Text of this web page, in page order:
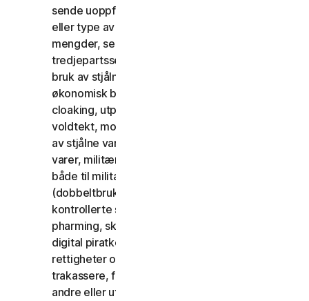
sende uoppfordret e-post eller noen versjon
eller type av e-post som sendes i store
mengder, selv om e-postmeldingen dirigeres via
tredjepartsservere, enhver pop-up-lansering,
bruk av stjålne kredittkort, kredittkortbedrageri,
økonomisk bedrageri, kryptovalutasvindel,
cloaking, utpressing, tvang, kidnapping,
voldtekt, mord, salg av stjålne kredittkort, salg
av stjålne varer, tilbud om eller salg av forbudte
varer, militære varer og varer som kan brukes
både til militære og fredelige formål
(dobbeltbruk), tilbud om eller salg av
kontrollerte stoffer, identitetstyveri, hacking,
pharming, skraping i enhver form eller skala,
digital piratkopiering, krenkelse av immaterielle
rettigheter og andre lignende aktiviteter; eller å
trakassere, forfølge, true, skade eller overvåke
andre eller utnytte barn på noen måte, inkludert